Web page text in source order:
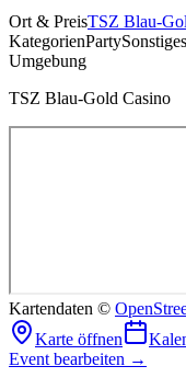
Ort & PreisTSZ Blau-
KategorienPartySonstiges
Umgebung
TSZ Blau-Gold Casino
Kartendaten ©
Karte öffnen
Event bearbeiten →